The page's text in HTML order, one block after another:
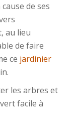
de ses
au lieu
de faire
ce jardinier
les arbres et
facile à